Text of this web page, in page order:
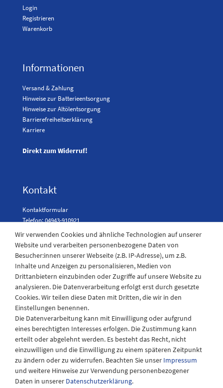
Login
Registrieren
Warenkorb
Informationen
Versand & Zahlung
Hinweise zur Batterieentsorgung
Hinweise zur Altölentsorgung
Barrierefreiheitserklärung
Karriere
Direkt zum Widerruf!
Kontakt
Kontaktformular
Telefon: 04943-910921
Laden Öffnungszeiten
Montag - Freitag
08:30 - 12:30 und 13.00 - 17.30 Uhr
Samstags
08:30 bis 12:30 Uhr
Wir verwenden Cookies und ähnliche Technologien auf unserer
Website und verarbeiten personenbezogene Daten von
Besucher:innen unserer Webseite (z.B. IP-Adresse), um z.B.
Inhalte und Anzeigen zu personalisieren, Medien von
Drittanbietern einzubinden oder Zugriffe auf unsere Website zu
analysieren. Die Datenverarbeitung erfolgt erst durch gesetzte
Cookies. Wir teilen diese Daten mit Dritten, die wir in den
Einstellungen benennen.
Die Datenverarbeitung kann mit Einwilligung oder aufgrund
eines berechtigten Interesses erfolgen. Die Zustimmung kann
erteilt oder abgelehnt werden. Es besteht das Recht, nicht
einzuwilligen und die Einwilligung zu einem späteren Zeitpunkt
zu ändern oder zu widerrufen. Beachten Sie unser Impressum
und weitere Hinweise zur Verwendung personenbezogener
Daten in unserer Daten­schutz­erklärung.